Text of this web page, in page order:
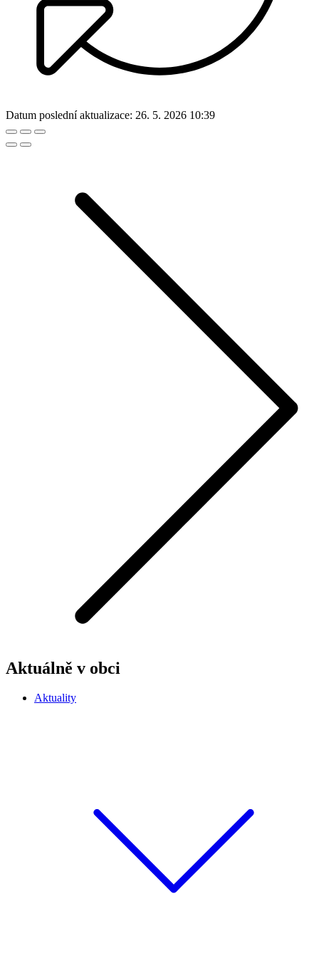
Datum poslední aktualizace: 26. 5. 2026 10:39
Aktuálně v obci
Aktuality